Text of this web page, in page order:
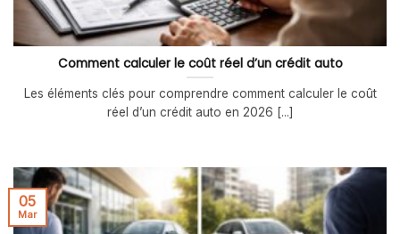
Comment calculer le coût réel d’un crédit auto
Les éléments clés pour comprendre comment calculer le coût
réel d’un crédit auto en 2026 [...]
05
Mar